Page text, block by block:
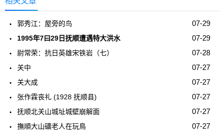
07-29
郭秀江：屋旁的鸟
07-29
1995年7曰29日抚顺遭遇特大洪水
07-28
尉常荣：抗日英雄宋铁岩（七）
07-27
关中
07-27
关大成
07-27
张作霖丧礼 (1928 抚顺县)
07-27
抚顺北关山城址城壁崩解面
07-27
撫順大山礦老人在玩鳥